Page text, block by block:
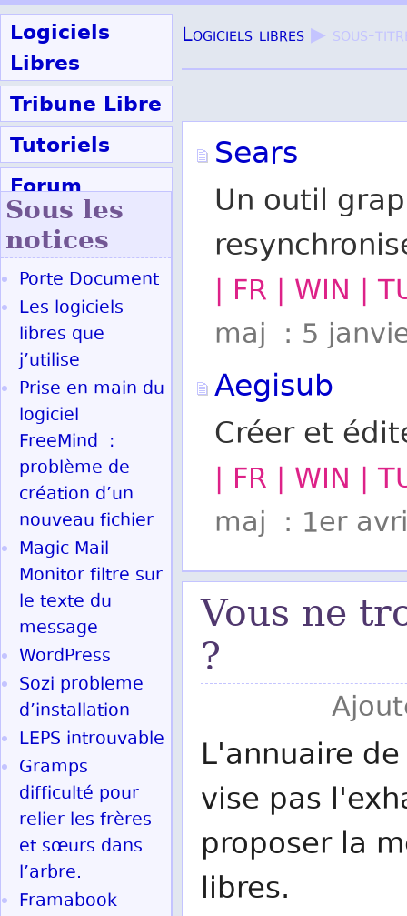
Logiciels
Libres
Tribune Libre
Tutoriels
Forum
Participer
Logiciels libres ▶ sous-
Sears
Un outil
| FR | WIN |
maj : 5
Aegisub
Créer et
| FR | WIN |
maj : 1er
Vous ne
?
L'annuaire
vise pas
proposer la
libres.
Sous les
notices
Porte Document
Les logiciels
libres que
j’utilise
Prise en main du
logiciel
FreeMind :
problème de
création d’un
nouveau fichier
Magic Mail
Monitor filtre sur
le texte du
message
WordPress
Sozi probleme
d’installation
LEPS introuvable
Gramps
difficulté pour
relier les frères
et sœurs dans
l’arbre.
Framabook